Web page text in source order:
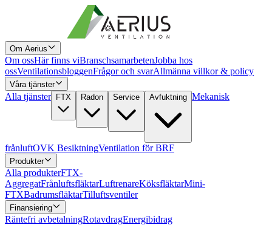
Om Aerius
Om ossHär finns viBranschsamarbetenJobba hos
ossVentilationsbloggenFrågor och svarAllmänna villkor & policy
Våra tjänster
Alla tjänster FTX Radon Service Avfuktning Mekanisk
frånluftOVK BesiktningVentilation för BRF
Produkter
Alla produkterFTX-
AggregatFrånluftsfläktarLuftrenareKöksfläktarMini-
FTXBadrumsfläktarTilluftsventiler
Finansiering
Räntefri avbetalningRotavdragEnergibidrag